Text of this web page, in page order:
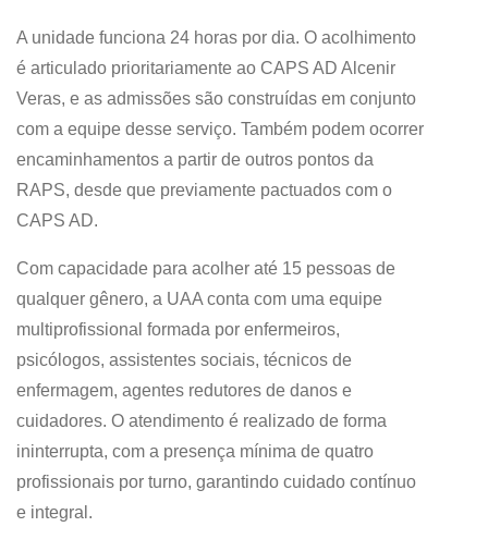
A unidade funciona 24 horas por dia. O acolhimento
é articulado prioritariamente ao CAPS AD Alcenir
Veras, e as admissões são construídas em conjunto
com a equipe desse serviço. Também podem ocorrer
encaminhamentos a partir de outros pontos da
RAPS, desde que previamente pactuados com o
CAPS AD.
Com capacidade para acolher até 15 pessoas de
qualquer gênero, a UAA conta com uma equipe
multiprofissional formada por enfermeiros,
psicólogos, assistentes sociais, técnicos de
enfermagem, agentes redutores de danos e
cuidadores. O atendimento é realizado de forma
ininterrupta, com a presença mínima de quatro
profissionais por turno, garantindo cuidado contínuo
e integral.